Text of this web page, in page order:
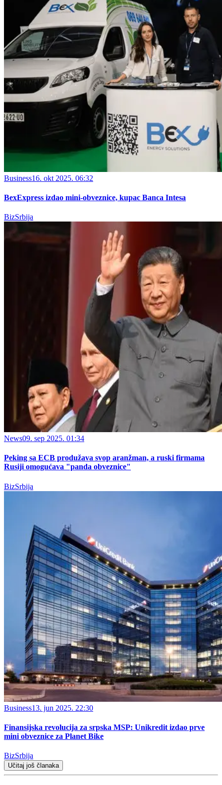
Business16. okt 2025. 06:32
BexExpress izdao mini-obveznice, kupac Banca Intesa
BizSrbija
News09. sep 2025. 01:34
Peking sa ECB produžava svop aranžman, a ruski firmama
Rusiji omogućava "panda obveznice"
BizSrbija
Business13. jun 2025. 22:30
Finansijska revolucija za srpska MSP: Unikredit izdao prve
mini obveznice za Planet Bike
BizSrbija
Učitaj još članaka